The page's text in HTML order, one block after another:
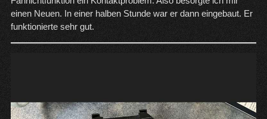
einen Neuen. In einer halben Stunde war er dann eingebaut. Er
funktionierte sehr gut.